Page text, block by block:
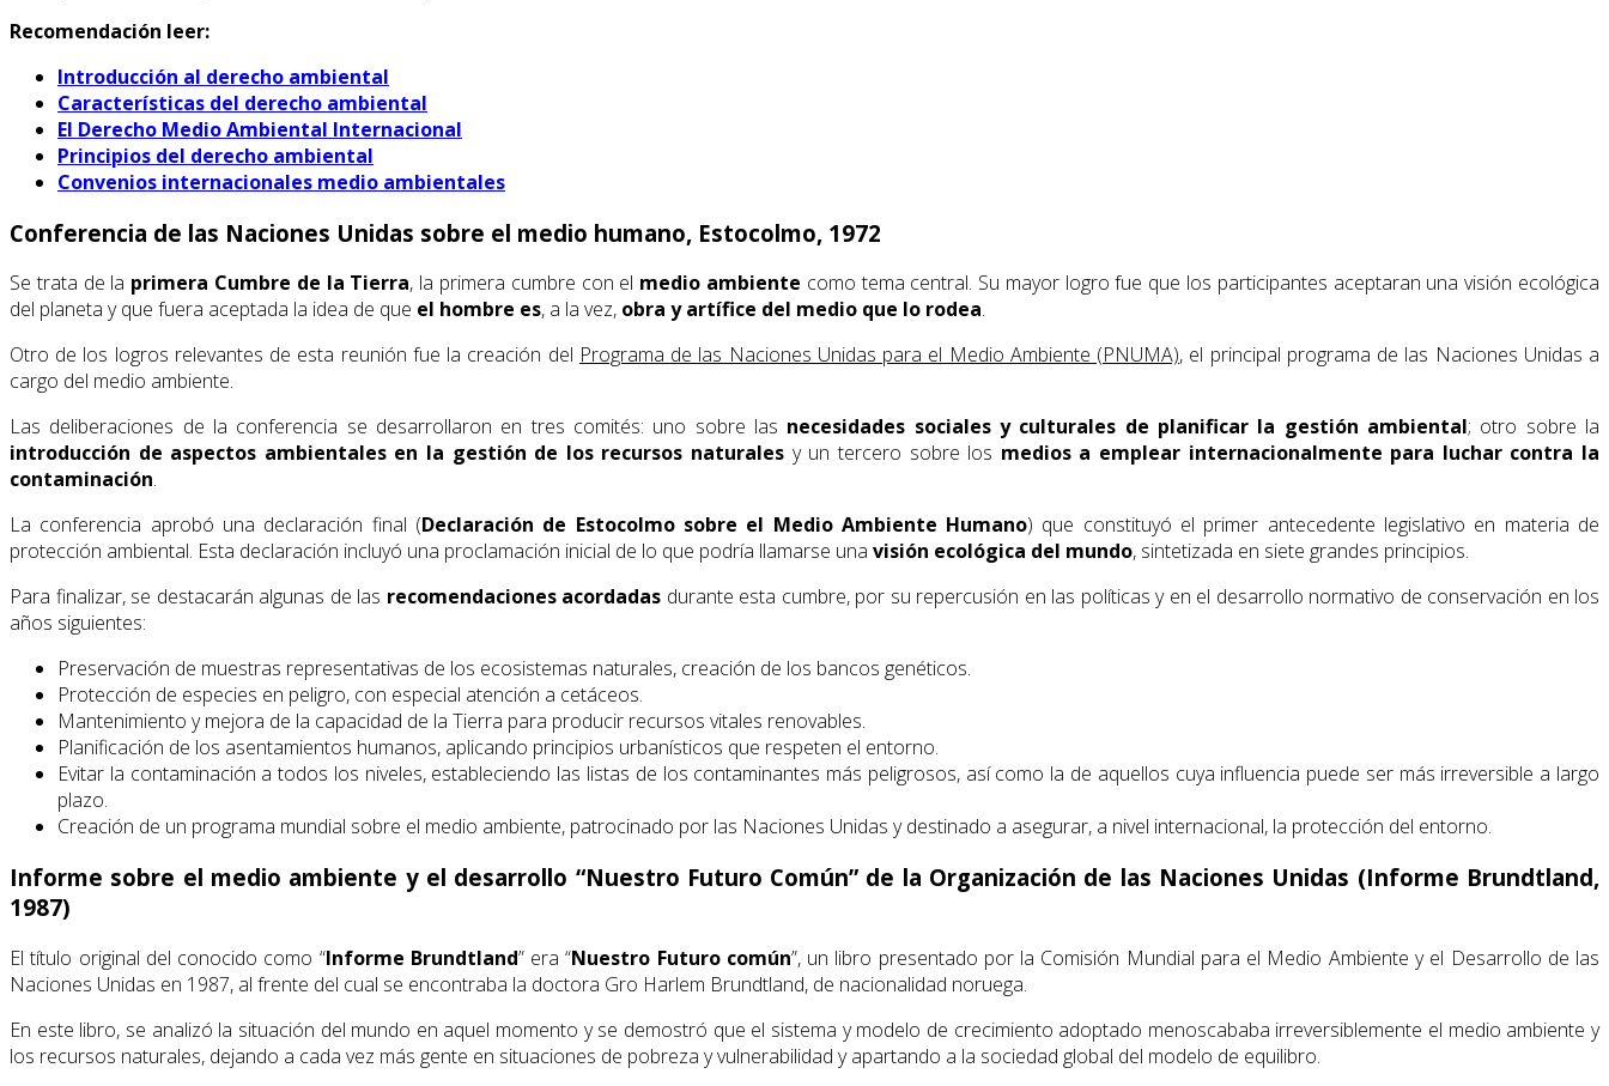
Recomendación leer:
Introducción al derecho ambiental
Características del derecho ambiental
El Derecho Medio Ambiental Internacional
Principios del derecho ambiental
Convenios internacionales medio ambientales
Conferencia de las Naciones Unidas sobre el medio humano, Estocolmo, 1972
Se trata de la primera Cumbre de la Tierra, la primera cumbre con el medio ambiente como tema central. Su mayor logro fue que los participantes aceptaran una visión ecológica
del planeta y que fuera aceptada la idea de que el hombre es, a la vez, obra y artífice del medio que lo rodea.
Otro de los logros relevantes de esta reunión fue la creación del Programa de las Naciones Unidas para el Medio Ambiente (PNUMA), el principal programa de las Naciones Unidas a
cargo del medio ambiente.
Las deliberaciones de la conferencia se desarrollaron en tres comités: uno sobre las necesidades sociales y culturales de planificar la gestión ambiental; otro sobre la
introducción de aspectos ambientales en la gestión de los recursos naturales y un tercero sobre los medios a emplear internacionalmente para luchar contra la
contaminación.
La conferencia aprobó una declaración final (Declaración de Estocolmo sobre el Medio Ambiente Humano) que constituyó el primer antecedente legislativo en materia de
protección ambiental. Esta declaración incluyó una proclamación inicial de lo que podría llamarse una visión ecológica del mundo, sintetizada en siete grandes principios.
Para finalizar, se destacarán algunas de las recomendaciones acordadas durante esta cumbre, por su repercusión en las políticas y en el desarrollo normativo de conservación en los
años siguientes:
Preservación de muestras representativas de los ecosistemas naturales, creación de los bancos genéticos.
Protección de especies en peligro, con especial atención a cetáceos.
Mantenimiento y mejora de la capacidad de la Tierra para producir recursos vitales renovables.
Planificación de los asentamientos humanos, aplicando principios urbanísticos que respeten el entorno.
Evitar la contaminación a todos los niveles, estableciendo las listas de los contaminantes más peligrosos, así como la de aquellos cuya influencia puede ser más irreversible a largo
plazo.
Creación de un programa mundial sobre el medio ambiente, patrocinado por las Naciones Unidas y destinado a asegurar, a nivel internacional, la protección del entorno.
Informe sobre el medio ambiente y el desarrollo “Nuestro Futuro Común” de la Organización de las Naciones Unidas (Informe Brundtland,
1987)
El título original del conocido como “Informe Brundtland” era “Nuestro Futuro común”, un libro presentado por la Comisión Mundial para el Medio Ambiente y el Desarrollo de las
Naciones Unidas en 1987, al frente del cual se encontraba la doctora Gro Harlem Brundtland, de nacionalidad noruega.
En este libro, se analizó la situación del mundo en aquel momento y se demostró que el sistema y modelo de crecimiento adoptado menoscababa irreversiblemente el medio ambiente y
los recursos naturales, dejando a cada vez más gente en situaciones de pobreza y vulnerabilidad y apartando a la sociedad global del modelo de equilibro.